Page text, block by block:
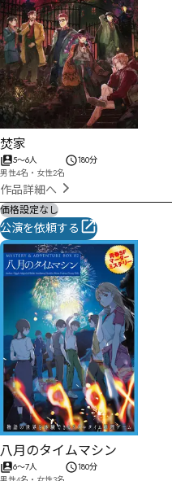
焚家
5〜6人
男性4名・女性2名
180分
作品詳細へ
価格設定なし
公演を依頼する
八月のタイムマシン
6〜7人
180分